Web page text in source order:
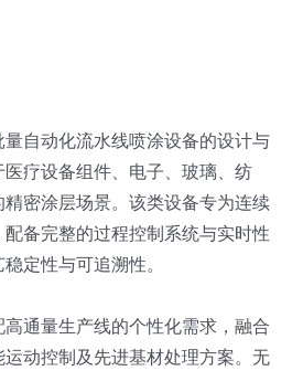
自动化流水线喷涂设备的设计与
疗设备组件、电子、玻璃、纺
密涂层场景。该类设备专为连续
备完整的过程控制系统与实时性
定性与可追溯性。
通量生产线的个性化需求，融合
动控制及先进基材处理方案。无